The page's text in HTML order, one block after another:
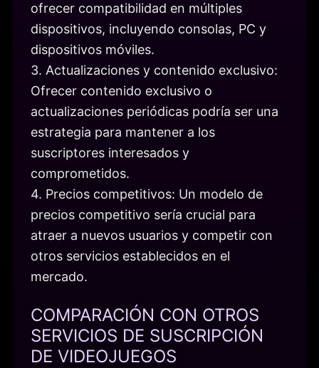
ofrecer compatibilidad en múltiples
dispositivos, incluyendo consolas, PC y
dispositivos móviles.
3. Actualizaciones y contenido exclusivo:
Ofrecer contenido exclusivo o
actualizaciones periódicas podría ser una
estrategia para mantener a los
suscriptores interesados y
comprometidos.
4. Precios competitivos: Un modelo de
precios competitivo sería crucial para
atraer a nuevos usuarios y competir con
otros servicios establecidos en el
mercado.
COMPARACIÓN CON OTROS
SERVICIOS DE SUSCRIPCIÓN
DE VIDEOJUEGOS